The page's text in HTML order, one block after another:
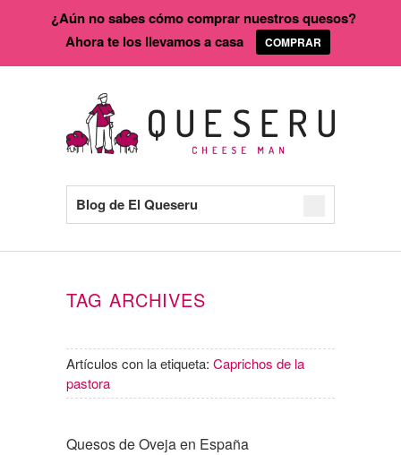
Blog de El Queseru
TAG ARCHIVES
Artículos con la etiqueta: Caprichos de la
pastora
Quesos de Oveja en España
¿Aún no sabes cómo comprar nuestros quesos?
Ahora te los llevamos a casa
COMPRAR